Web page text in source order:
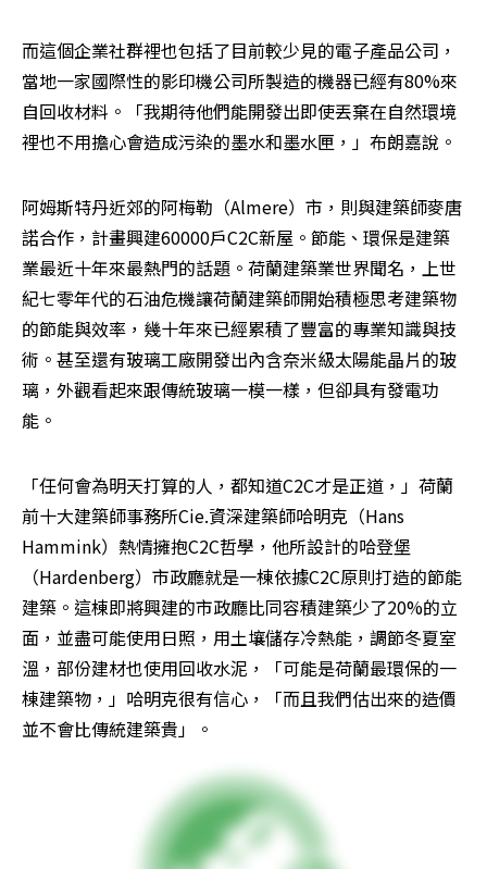
而這個企業社群裡也包括了目前較少見的電子產品公司，
當地一家國際性的影印機公司所製造的機器已經有80%來
自回收材料。「我期待他們能開發出即使丟棄在自然環境
裡也不用擔心會造成污染的墨水和墨水匣，」布朗嘉說。
阿姆斯特丹近郊的阿梅勒（Almere）市，則與建築師麥唐
諾合作，計畫興建60000戶C2C新屋。節能、環保是建築
業最近十年來最熱門的話題。荷蘭建築業世界聞名，上世
紀七零年代的石油危機讓荷蘭建築師開始積極思考建築物
的節能與效率，幾十年來已經累積了豐富的專業知識與技
術。甚至還有玻璃工廠開發出內含奈米級太陽能晶片的玻
璃，外觀看起來跟傳統玻璃一模一樣，但卻具有發電功
能。
「任何會為明天打算的人，都知道C2C才是正道，」荷蘭
前十大建築師事務所Cie.資深建築師哈明克（Hans
Hammink）熱情擁抱C2C哲學，他所設計的哈登堡
（Hardenberg）市政廳就是一棟依據C2C原則打造的節能
建築。這棟即將興建的市政廳比同容積建築少了20%的立
面，並盡可能使用日照，用土壤儲存冷熱能，調節冬夏室
溫，部份建材也使用回收水泥，「可能是荷蘭最環保的一
棟建築物，」哈明克很有信心，「而且我們估出來的造價
並不會比傳統建築貴」。